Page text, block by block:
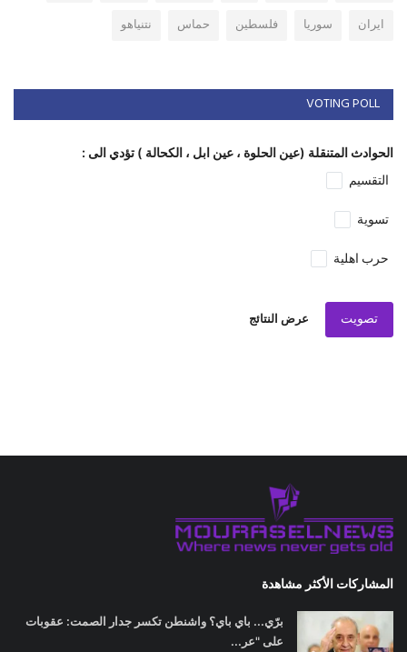
ايران
سوريا فلسطين حماس نتنياهو
VOTING POLL
الحوادث المتنقلة (عين الحلوة ، عين ابل ، الكحالة ) تؤدي الى :
التقسيم
تسوية
حرب اهلية
تصويت عرض النتائج
المشاركات الأكثر مشاهدة
برّي... باي باي؟ واشنطن تكسر جدار الصمت: عقوبات
على "عر...